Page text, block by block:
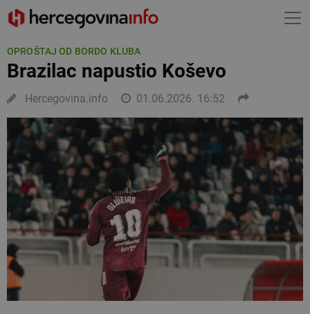
OPROŠTAJ OD BORDO KLUBA
Brazilac napustio Koševo
Hercegovina.info 01.06.2026. 16:52